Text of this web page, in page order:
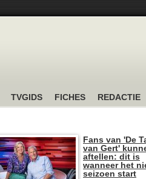
TVGIDS FICHES REDACTIE
Fans van 'De
van Gert'
aftellen: dit is
wanneer het
seizoen start